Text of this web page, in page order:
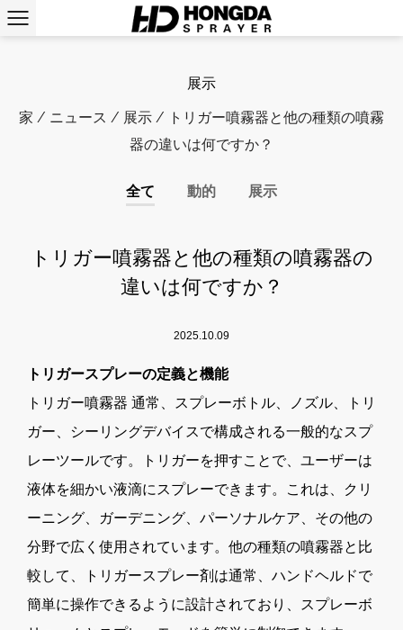
展示
家 / ニュース / 展示 / トリガー噴霧器と他の種類の噴霧
器の違いは何ですか？
全て 動的 展示
トリガー噴霧器と他の種類の噴霧器の
違いは何ですか？
2025.10.09
トリガースプレーの定義と機能
トリガー噴霧器 通常、スプレーボトル、ノズル、トリ
ガー、シーリングデバイスで構成される一般的なスプ
レーツールです。トリガーを押すことで、ユーザーは
液体を細かい液滴にスプレーできます。これは、クリ
ーニング、ガーデニング、パーソナルケア、その他の
分野で広く使用されています。他の種類の噴霧器と比
較して、トリガースプレー剤は通常、ハンドヘルドで
簡単に操作できるように設計されており、スプレーボ